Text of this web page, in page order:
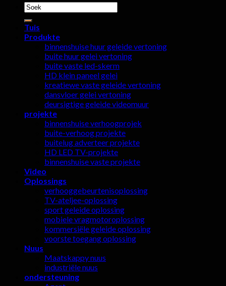
Soek
vir:
Tuis
Produkte
binnenshuise huur geleide vertoning
buite huur gelei vertoning
buite vaste led-skerm
HD klein paneel gelei
kreatiewe vaste geleide vertoning
dansvloer gelei vertoning
deursigtige geleide videomuur
projekte
binnenshuise verhoogprojek
buite-verhoog projekte
buitelug adverteer projekte
HD LED TV-projekte
binnenshuise vaste projekte
Video
Oplossings
verhooggebeurtenisoplossing
TV-ateljee-oplossing
sport geleide oplossing
mobiele vragmotoroplossing
kommersiële geleide oplossing
voorste toegang oplossing
Nuus
Maatskappy nuus
industriële nuus
ondersteuning